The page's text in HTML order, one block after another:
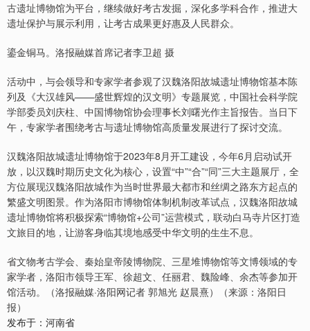
古遗址博物馆为平台，继续做好考古发掘，深化多学科合作，推进大
遗址保护与展示利用，让考古成果更好惠及人民群众。
鎏金铜马。洛报融媒首席记者李卫超 摄
活动中，与会领导和专家学者参观了汉魏洛阳故城遗址博物馆基本陈
列及《大汉雄风——盛世辉煌的汉文明》专题展览，中国社会科学院
学部委员刘庆柱、中国博物馆协会理事长刘曙光作主旨报告。当日下
午，专家学者围绕考古与遗址博物馆高质量发展进行了探讨交流。
汉魏洛阳故城遗址博物馆于2023年8月开工建设，今年6月启动试开
放，以汉魏时期历史文化为核心，设置“中”“合”“同”三大主题展厅，全
方位展现汉魏洛阳故城作为当时世界最大都市和丝绸之路东方起点的
繁盛文明图景。作为洛阳市博物馆体制机制改革试点，汉魏洛阳故城
遗址博物馆将积极探索“博物馆+公司”运营模式，联动白马寺片区打造
文旅目的地，让游客身临其境地感受中华文明的生生不息。
省文物考古学会、秦始皇帝陵博物院、三星堆博物馆等文博领域的专
家学者，洛阳市领导王军、徐超文、任丽君、魏险峰、余杰等参加开
馆活动。（洛报融媒·洛阳网记者 郭旭光 赵晨熹）（来源：洛阳日
报）
发布于：河南省